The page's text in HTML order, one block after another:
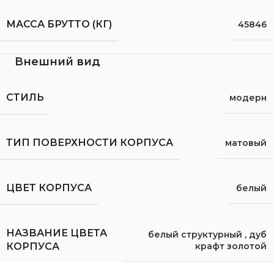
МАССА БРУТТО (КГ) 45846
Внешний вид
СТИЛЬ модерн
ТИП ПОВЕРХНОСТИ КОРПУСА матовый
ЦВЕТ КОРПУСА белый
НАЗВАНИЕ ЦВЕТА
КОРПУСА
белый структурный , дуб
крафт золотой